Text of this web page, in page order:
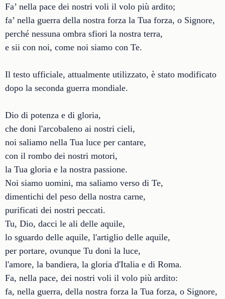
Fa’ nella pace dei nostri voli il volo più ardito;
fa’ nella guerra della nostra forza la Tua forza, o Signore,
perché nessuna ombra sfiori la nostra terra,
e sii con noi, come noi siamo con Te.
Il testo ufficiale, attualmente utilizzato, è stato modificato
dopo la seconda guerra mondiale.
Dio di potenza e di gloria,
che doni l'arcobaleno ai nostri cieli,
noi saliamo nella Tua luce per cantare,
con il rombo dei nostri motori,
la Tua gloria e la nostra passione.
Noi siamo uomini, ma saliamo verso di Te,
dimentichi del peso della nostra carne,
purificati dei nostri peccati.
Tu, Dio, dacci le ali delle aquile,
lo sguardo delle aquile, l'artiglio delle aquile,
per portare, ovunque Tu doni la luce,
l'amore, la bandiera, la gloria d'Italia e di Roma.
Fa, nella pace, dei nostri voli il volo più ardito:
fa, nella guerra, della nostra forza la Tua forza, o Signore,